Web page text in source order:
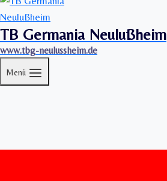
TB Germania Neulußheim
www.tbg-neulussheim.de
Menü